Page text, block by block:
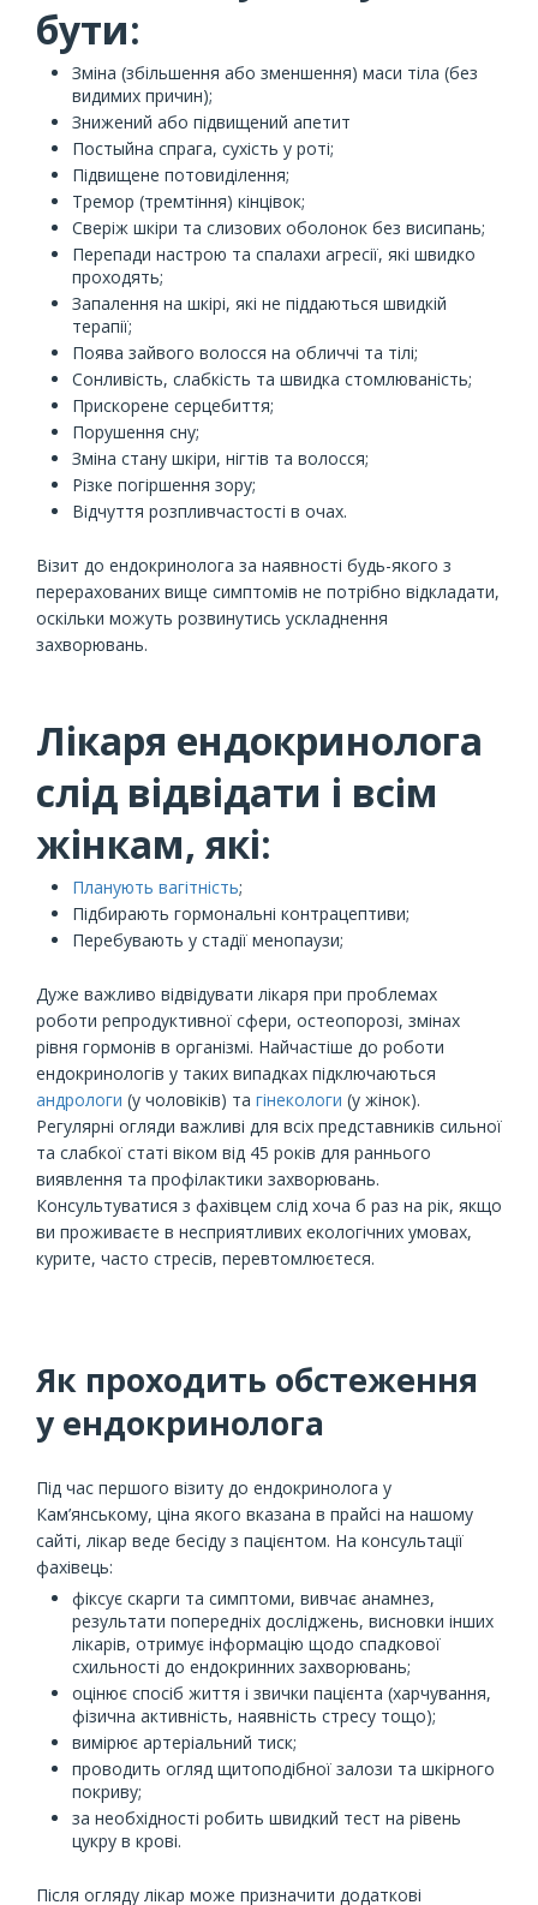
бути:
Зміна (збільшення або зменшення) маси тіла (без
видимих причин);
Знижений або підвищений апетит
Постыйна спрага, сухість у роті;
Підвищене потовиділення;
Тремор (тремтіння) кінцівок;
Сверіж шкіри та слизових оболонок без висипань;
Перепади настрою та спалахи агресії, які швидко
проходять;
Запалення на шкірі, які не піддаються швидкій
терапії;
Поява зайвого волосся на обличчі та тілі;
Сонливість, слабкість та швидка стомлюваність;
Прискорене серцебиття;
Порушення сну;
Зміна стану шкіри, нігтів та волосся;
Різке погіршення зору;
Відчуття розпливчастості в очах.
Візит до ендокринолога за наявності будь-якого з
перерахованих вище симптомів не потрібно відкладати,
оскільки можуть розвинутись ускладнення
захворювань.
Лікаря ендокринолога
слід відвідати і всім
жінкам, які:
Планують вагітність;
Підбирають гормональні контрацептиви;
Перебувають у стадії менопаузи;
Дуже важливо відвідувати лікаря при проблемах
роботи репродуктивної сфери, остеопорозі, змінах
рівня гормонів в організмі. Найчастіше до роботи
ендокринологів у таких випадках підключаються
андрологи (у чоловіків) та гінекологи (у жінок).
Регулярні огляди важливі для всіх представників сильної
та слабкої статі віком від 45 років для раннього
виявлення та профілактики захворювань.
Консультуватися з фахівцем слід хоча б раз на рік, якщо
ви проживаєте в несприятливих екологічних умовах,
курите, часто стресів, перевтомлюєтеся.
Як проходить обстеження
у ендокринолога
Під час першого візиту до ендокринолога у
Кам’янському, ціна якого вказана в прайсі на нашому
сайті, лікар веде бесіду з пацієнтом. На консультації
фахівець:
фіксує скарги та симптоми, вивчає анамнез,
результати попередніх досліджень, висновки інших
лікарів, отримує інформацію щодо спадкової
схильності до ендокринних захворювань;
оцінює спосіб життя і звички пацієнта (харчування,
фізична активність, наявність стресу тощо);
вимірює артеріальний тиск;
проводить огляд щитоподібної залози та шкірного
покриву;
за необхідності робить швидкий тест на рівень
цукру в крові.
Після огляду лікар може призначити додаткові